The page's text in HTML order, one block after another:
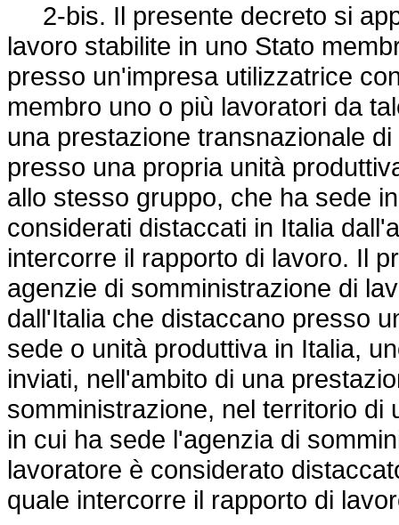
2-bis. Il presente decreto si
lavoro stabilite in uno Stato
presso un'impresa utilizzatrice
membro uno o più lavoratori da
una prestazione transnazionale
presso una propria unità
allo stesso gruppo, che ha sede
considerati distaccati in Italia
intercorre il rapporto di lavoro. Il
agenzie di somministrazione di
dall'Italia che distaccano presso
sede o unità produttiva in Italia,
inviati, nell'ambito di una
somministrazione, nel territorio di
in cui ha sede l'agenzia di
lavoratore è considerato
quale intercorre il rapporto di